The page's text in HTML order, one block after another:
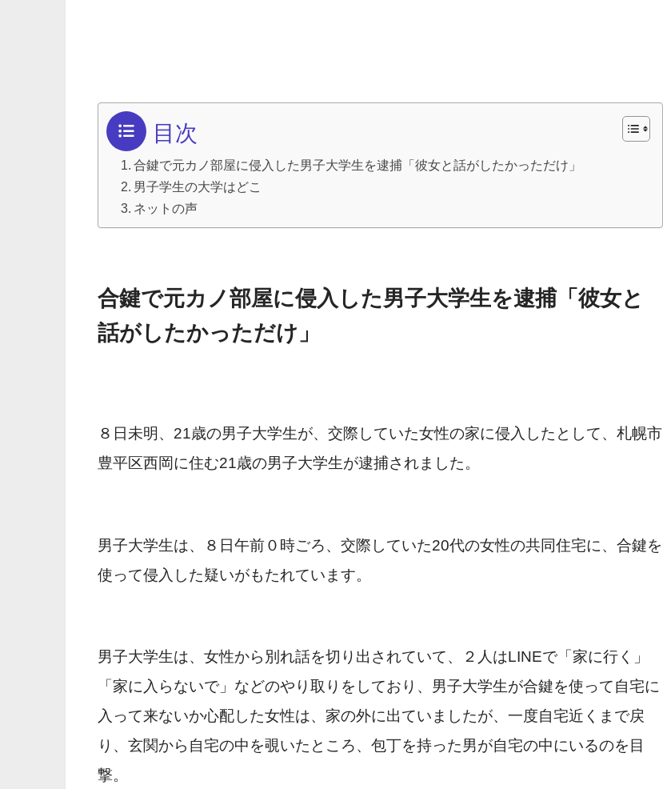
目次
合鍵で元カノ部屋に侵入した男子大学生を逮捕「彼女と話がしたかっただけ」
男子学生の大学はどこ
ネットの声
合鍵で元カノ部屋に侵入した男子大学生を逮捕「彼女と
話がしたかっただけ」
８日未明、21歳の男子大学生が、交際していた女性の家に侵入したとして、札幌市
豊平区西岡に住む21歳の男子大学生が逮捕されました。
男子大学生は、８日午前０時ごろ、交際していた20代の女性の共同住宅に、合鍵を
使って侵入した疑いがもたれています。
男子大学生は、女性から別れ話を切り出されていて、２人はLINEで「家に行く」
「家に入らないで」などのやり取りをしており、男子大学生が合鍵を使って自宅に
入って来ないか心配した女性は、家の外に出ていましたが、一度自宅近くまで戻
り、玄関から自宅の中を覗いたところ、包丁を持った男が自宅の中にいるのを目
撃。